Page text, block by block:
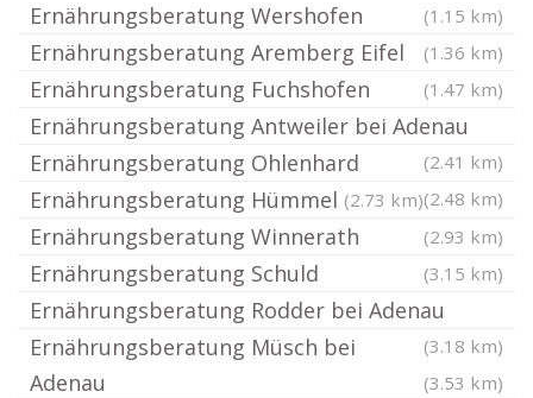
Ernährungsberatung Wershofen (1.15 km)
Ernährungsberatung Aremberg Eifel (1.36 km)
Ernährungsberatung Fuchshofen (1.47 km)
Ernährungsberatung Antweiler bei Adenau
(2.41 km)
Ernährungsberatung Ohlenhard
(2.48 km)
Ernährungsberatung Hümmel (2.73 km)
Ernährungsberatung Winnerath (2.93 km)
Ernährungsberatung Schuld (3.15 km)
Ernährungsberatung Rodder bei Adenau
(3.18 km)
Ernährungsberatung Müsch bei
Adenau
(3.53 km)